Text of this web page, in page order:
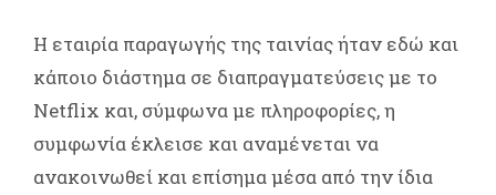
Η εταιρία παραγωγής της ταινίας ήταν εδώ και
κάποιο διάστημα σε διαπραγματεύσεις με το
Netflix και, σύμφωνα με πληροφορίες, η
συμφωνία έκλεισε και αναμένεται να
ανακοινωθεί και επίσημα μέσα από την ίδια